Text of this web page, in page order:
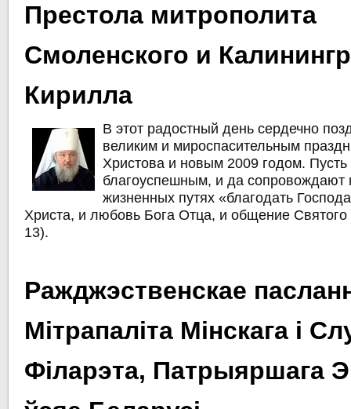
Престола митрополита
Смоленского и
Кирилла
В этот радостный день сердечно
великим и мироспасительным
Христова и новым 2009 годом.
благоуспешным, и да сопровождают
жизненных путях «благодать
Христа, и любовь Бога Отца, и общение
13).
Ражджэственскае
Мітрапаліта Мінскага і
Філарэта, Патрыяршага